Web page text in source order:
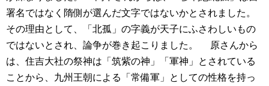
署名ではなく隋側が選んだ文字ではないかとされました。
その理由として、「北孤」の字義が天子にふさわしいもの
ではないとされ、論争が巻き起こりました。
原さんから
は、住吉大社の祭神は「筑紫の神」「軍神」とされている
ことから、九州王朝による「常備軍」としての性格を持っ